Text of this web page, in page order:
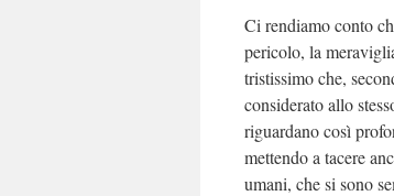
Ci rendiamo conto
pericolo, la
tristissimo che,
considerato allo
riguardano così
mettendo a tacere
umani, che si sono